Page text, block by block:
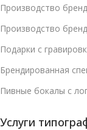
Производство
Производство
Подарки с
Брендированная
Пивные бокалы с
Услуги